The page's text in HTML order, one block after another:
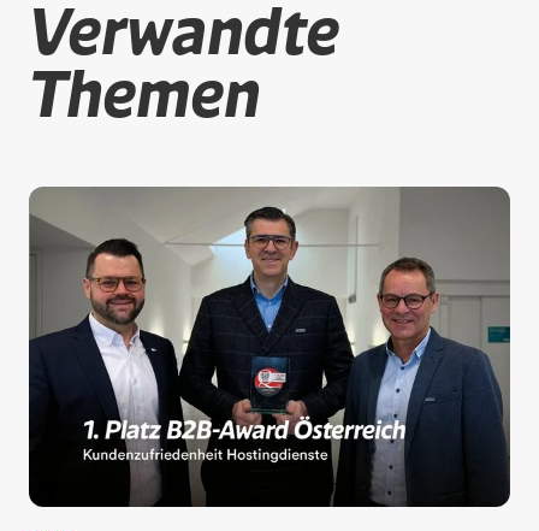
Verwandte
Themen